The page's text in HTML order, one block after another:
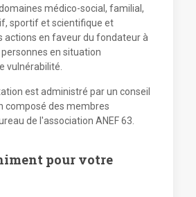
médico-social, familial,
sportif et scientifique et
actions en faveur du fondateur à
en situation
vulnérabilité.
est administré par un conseil
composé des membres
de l'association ANEF 63.
pour votre